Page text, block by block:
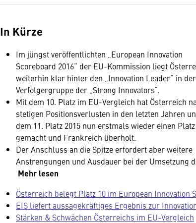
In Kürze
Im jüngst veröffentlichten „European Innovation
Scoreboard 2016“ der EU-Kommission liegt
weiterhin klar hinter den „Innovation Leader“ in der
Verfolgergruppe der „Strong Innovators“.
Mit dem 10. Platz im EU-Vergleich hat Österreich
stetigen Positionsverlusten in den letzten Jahren
dem 11. Platz 2015 nun erstmals wieder einen
gemacht und Frankreich überholt.
Der Anschluss an die Spitze erfordert aber weitere
Anstrengungen und Ausdauer bei der Umsetzung
Mehr lesen
Österreich belegt Platz 10 im European Innovation
EIS liefert aussagekräftiges Ergebnis zur
Stärken & Schwächen Österreichs im EU-Vergleich